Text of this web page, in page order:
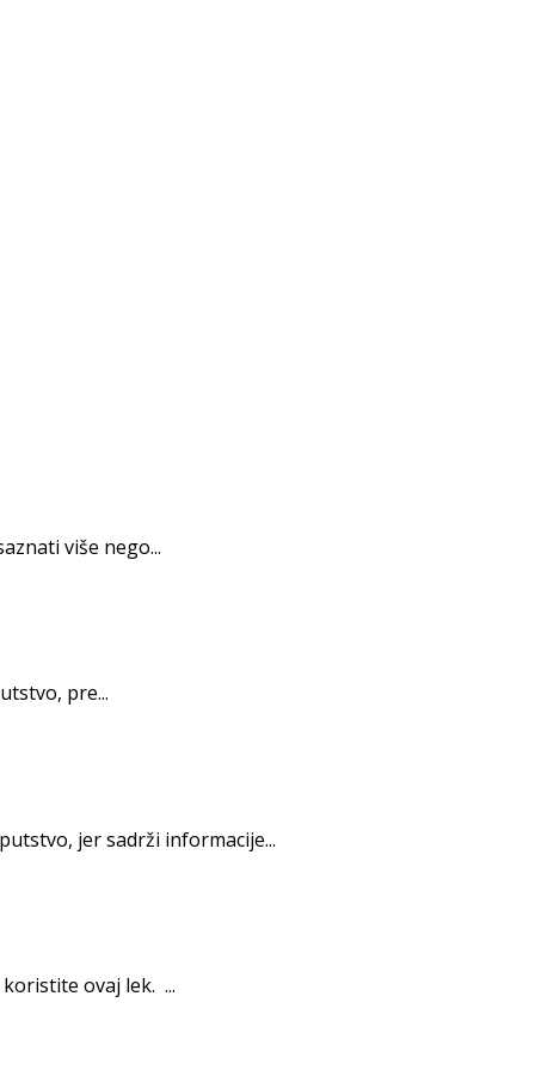
više nego...
pre...
jer sadrži informacije...
ovaj lek. ...